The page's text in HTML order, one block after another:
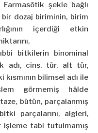
şekle bağlı
dozaj biriminin, birim
içerdiği etkin
bitkilerin binominal
adı, cins, tür, alt tür,
bilimsel adı ile
görmemiş hâlde
bütün, parçalanmış
parçalarını, algleri,
işleme tabi tutulmamış